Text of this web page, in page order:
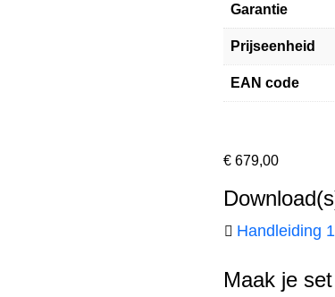
Garantie
Prijseenheid
EAN code
€ 679,00
Handleiding
Maak je